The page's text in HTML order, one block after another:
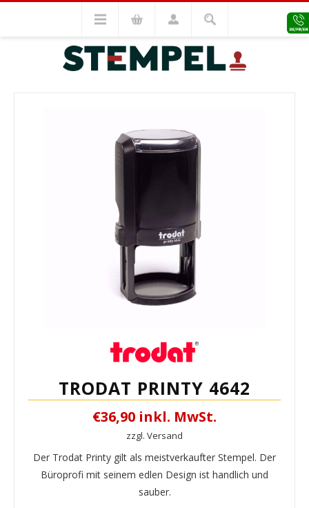
Trodat Stempel Rundstempel Trodat Printy 4642
VORHERIGES MODELL NÄCHSTES MODELL
TRODAT PRINTY 4642
€36,90 inkl. MwSt.
zzgl. Versand
Der Trodat Printy gilt als meistverkaufter Stempel. Der
Büroprofi mit seinem edlen Design ist handlich und
sauber.